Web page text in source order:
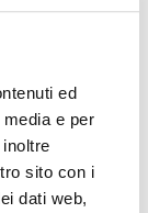
ed
e per
sito con i
dati web,
di un